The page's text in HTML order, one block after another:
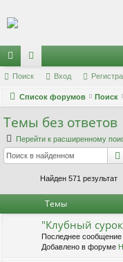
Регистрация
с
ы
лк
и
ор
ум
ы
Поиск Вход Регистра
Список форумов Поиск
Темы без ответов
Перейти к расширенному
Найден 571 результат
Темы
"Клубный
Последнее сообщение
Добавлено в форуме